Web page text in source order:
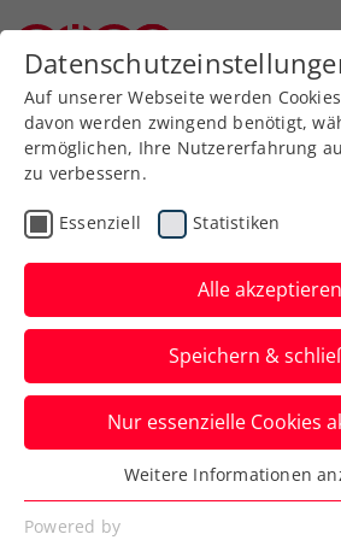
Zurück zur Newsübersicht
WTA
Australian Open:
Potapova nimmt
Open-Siegerin
Das ÖTV-Ass erspielt sich
damit ein Drittrundenduell
Nummer eins der Welt.
Verfasst von: Manuel Wachta, 21.01.2026
Auf unserer Webseite werden
davon werden zwingend benötigt,
ermöglichen, Ihre Nutzererfahrung
zu verbessern.
Essenziell Statistiken
Alle akzeptieren
Speichern &
Nur essenzielle Cookies
Essenziell
Essenzielle Cookies werden für
Weitere Informationen
Powered by